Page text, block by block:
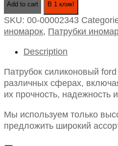
transit
(правая
интеркуллера
2.2
tdci
110лс/
е4
маслостойкая
(1461334)
Add to cart В 1 клик!
SKU: 00-00002343
иномарок, Патрубки
Description
Патрубок силиконовый
различных сферах,
их прочность, надежность
Мы используем только
предложить широкий